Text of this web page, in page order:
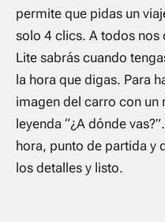
permite que pidas un
solo 4 clics. A todos nos
Lite sabrás cuando
la hora que digas. Para
imagen del carro con un
leyenda “¿A dónde
hora, punto de partida y
los detalles y listo.